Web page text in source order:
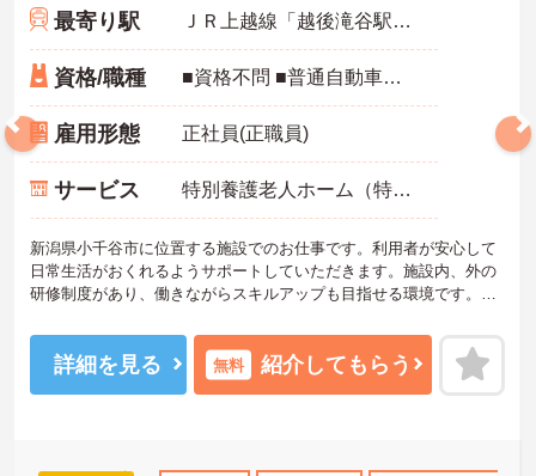
最寄り駅 ＪＲ上越線「越後滝谷駅」バス・車15分
資格/職種 ■資格不問 ■普通自動車運転免許必須（ＡＴ限定可）
雇用形態 正社員(正職員)
サービス 特別養護老人ホーム（特養）
新潟県小千谷市に位置する施設でのお仕事です。利用者が安心して
日常生活がおくれるようサポートしていただきます。施設内、外の
研修制度があり、働きながらスキルアップも目指せる環境です。年
すすめです。ご興味のある方には、面接対策ポイントなど、さらに
詳細をお話しいたしますのでお気軽にご相談ください！
詳細を見る 無料 紹介してもらう